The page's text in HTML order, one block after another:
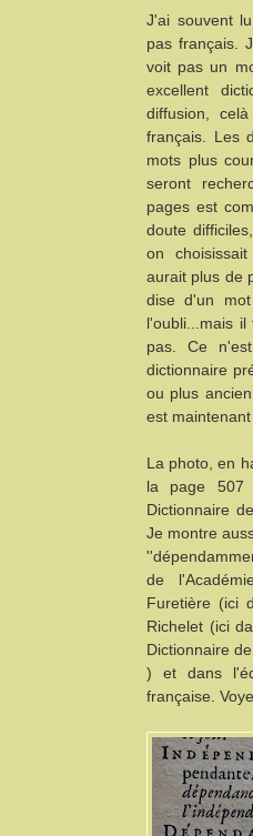
J'ai souvent
pas français.
voit pas un
excellent
diffusion,
français. Les
mots plus
seront
pages est
doute
on
aurait plus de
dise d'un
l'oubli...mais
pas. Ce
dictionnaire
ou plus
est
La photo, en
la page 507
Dictionnaire
Je montre
de
Furetière (ici
Richelet (ici
Dictionnaire
) et dans
française.